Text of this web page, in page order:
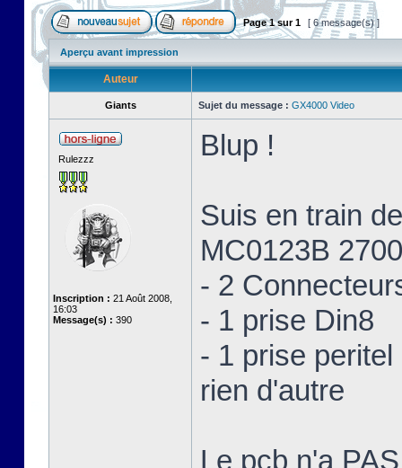
Page1sur1 [ 6 message(s) ]
Aperçu avant impression
Auteur
Giants Sujet du message : GX4000 Video
Rulezzz
Inscription : 21 Août 2008,
16:03
Message(s) : 390
Blup !
Suis en train
MC0123B
- 2
- 1 prise Din8
- 1 prise peritel
rien d'autre
Le pcb n'a